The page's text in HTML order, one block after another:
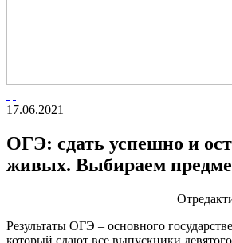
17.06.2021
ОГЭ: сдать успешно и
живых. Выбираем
Результаты ОГЭ – основного